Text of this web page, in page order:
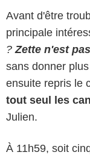
Avant d'être
principale
?Zette n'est
sans donner
ensuite repris le
tout seul les
Julien.
À 11h59, soit